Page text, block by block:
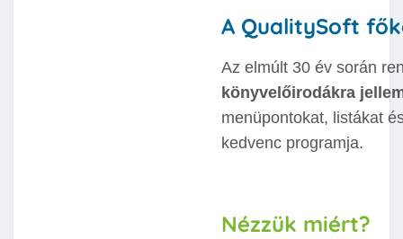
A QualitySoft
Az elmúlt 30 év során
könyvelőirodákra
menüpontokat, listákat
kedvenc programja.
Nézzük miért?